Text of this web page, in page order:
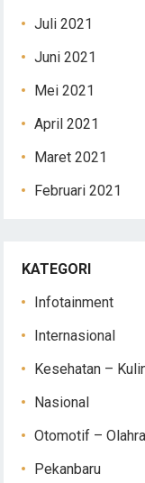
Juli 2021
Juni 2021
Mei 2021
April 2021
Maret 2021
Februari 2021
KATEGORI
Infotainment
Internasional
Kesehatan –
Nasional
Otomotif –
Pekanbaru